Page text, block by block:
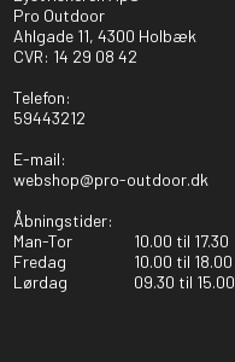
Pro Outdoor
Ahlgade 11, 4300 Holbæk
CVR: 14 29 08 42
Telefon:
59443212
E-mail:
webshop@pro-outdoor.dk
Åbningstider:
Man-Tor
10.00 til 17.30
Fredag
10.00 til 18.00
Lørdag
09.30 til 15.00